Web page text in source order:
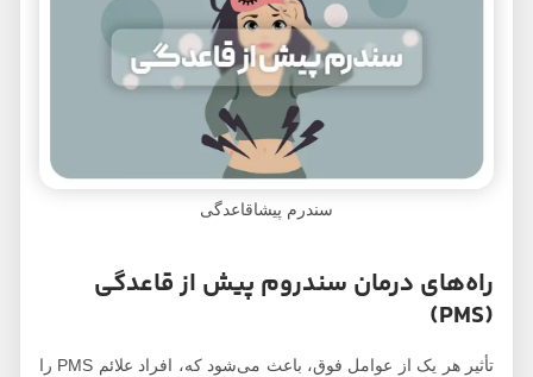
سندرم پیشاقاعدگی
راه‌های درمان سندروم پیش از قاعدگی
تأثیر هر یک از عوامل فوق، باعث می‌شود که، افراد علائم PMS را